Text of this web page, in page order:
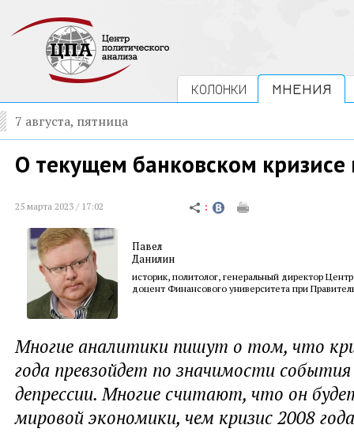
КОЛОНКИ МНЕНИЯ
7 августа, пятница
О текущем банковском
25 марта 2023 / 17:02
Павел
Данилин
историк, политолог, генеральный директор
доцент Финансового университета при
Многие аналитики пишут о том, что
года превзойдет по значимости
депрессии. Многие считают, что он
мировой экономики, чем кризис 2008